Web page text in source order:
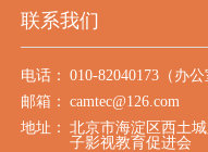
联系我们
电话： 010-82040173（办公
邮箱： camtec@126.com
地址： 北京市海淀区西土
子影视教育促进会